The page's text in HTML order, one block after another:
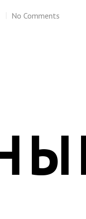
No Comments